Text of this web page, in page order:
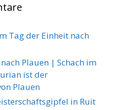
Tag der Einheit nach
Plauen | Schach im
ist der
Plauen
in Ruit